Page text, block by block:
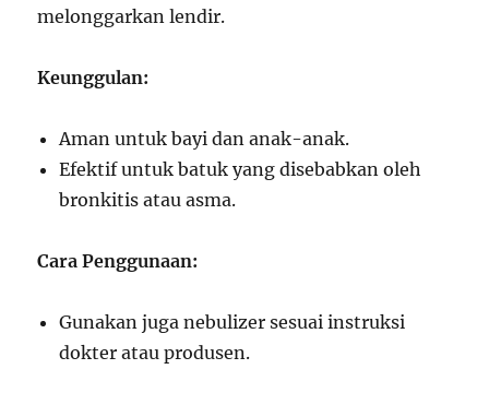
melonggarkan lendir.
Keunggulan:
Aman untuk bayi dan anak-anak.
Efektif untuk batuk yang disebabkan oleh
bronkitis atau asma.
Cara Penggunaan:
Gunakan juga nebulizer sesuai instruksi
dokter atau produsen.